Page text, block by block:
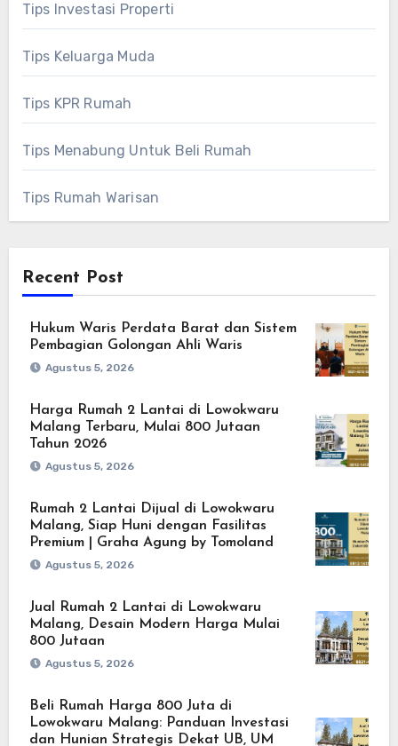
Tips Investasi Properti
Tips Keluarga Muda
Tips KPR Rumah
Tips Menabung Untuk Beli Rumah
Tips Rumah Warisan
Recent Post
Hukum Waris Perdata Barat dan Sistem
Pembagian Golongan Ahli Waris
Agustus 5, 2026
Harga Rumah 2 Lantai di Lowokwaru
Malang Terbaru, Mulai 800 Jutaan
Tahun 2026
Agustus 5, 2026
Rumah 2 Lantai Dijual di Lowokwaru
Malang, Siap Huni dengan Fasilitas
Premium | Graha Agung by Tomoland
Agustus 5, 2026
Jual Rumah 2 Lantai di Lowokwaru
Malang, Desain Modern Harga Mulai
800 Jutaan
Agustus 5, 2026
Beli Rumah Harga 800 Juta di
Lowokwaru Malang: Panduan Investasi
dan Hunian Strategis Dekat UB, UM